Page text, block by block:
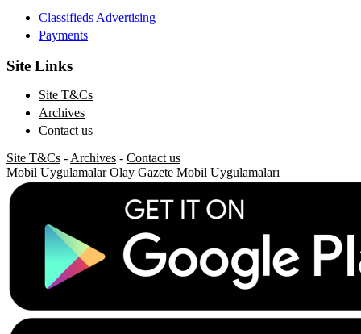
Classifieds Advertising
Payments
Site Links
Site T&Cs
Archives
Contact us
Site T&Cs - Archives - Contact us
Mobil Uygulamalar Olay Gazete Mobil Uygulamaları